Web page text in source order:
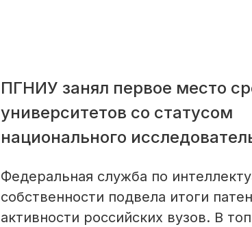
ПГНИУ занял первое место
университетов со статусом
национального
Федеральная служба по
собственности подвела итоги
активности российских вузов. В